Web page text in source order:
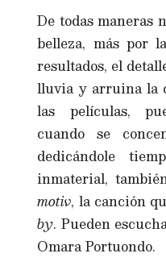
De todas maneras
belleza, más por
resultados, el
lluvia y arruina la
las películas,
cuando se
dedicándole
inmaterial,
motiv, la canción
by. Pueden
Omara Portuondo.